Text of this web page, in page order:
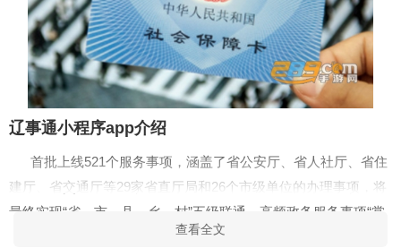
辽事通小程序app介绍
首批上线521个服务事项，涵盖了省公安厅、省人社厅、省住
建厅、省交通厅等29家省直厅局和26个市级单位的办理事项，将
最终实现“省、市、县、乡、村”五级联通，高频政务服务事项“掌
查看全文